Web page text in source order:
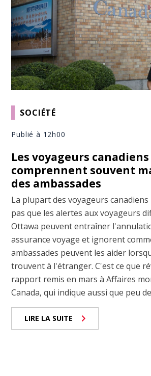
SOCIÉTÉ
Publié à 12h00
Les voyageurs canadiens
comprennent souvent
des ambassades
La plupart des voyageurs
pas que les alertes aux voyageurs
Ottawa peuvent entraîner
assurance voyage et ignorent
ambassades peuvent les aider
trouvent à l'étranger. C'est ce que
rapport remis en mars à Affaires
Canada, qui indique aussi que peu de
LIRE LA SUITE